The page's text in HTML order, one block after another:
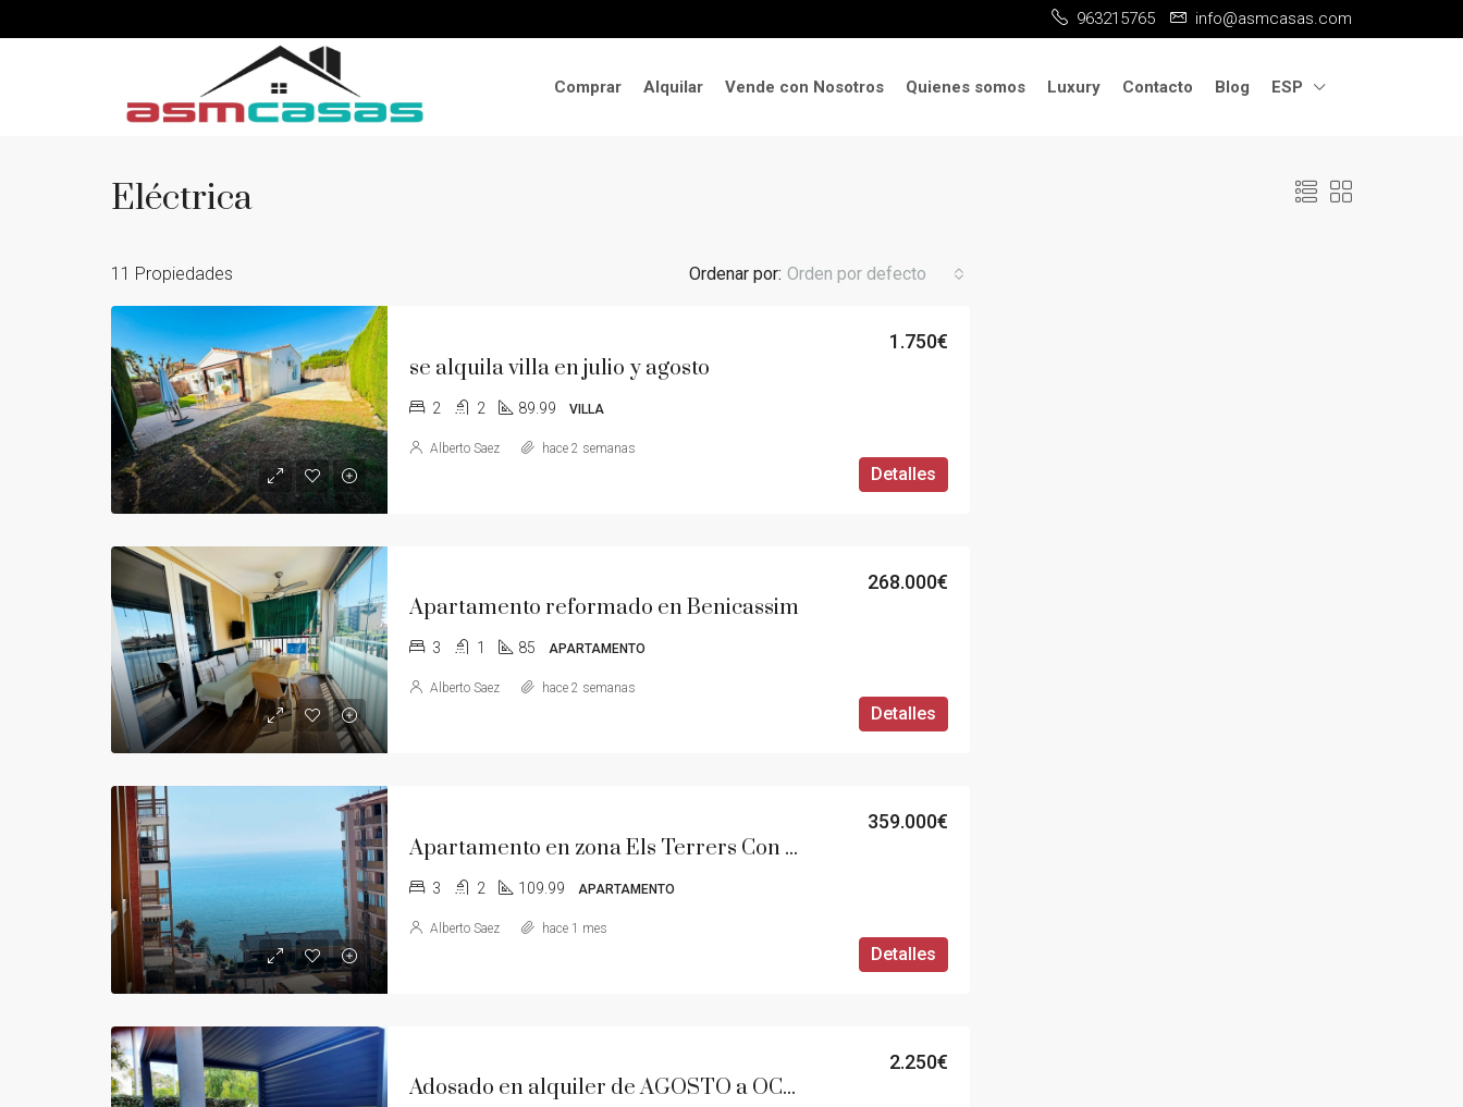
963215765 info@asmcasas.com
Comprar Alquilar Vende con Nosotros Quienes somos Luxury Contacto Blog ESP
Eléctrica
11 Propiedades Ordenar por: Orden por defecto
se alquila villa en julio y agosto
1.750€
2 2 89.99 VILLA
Detalles
Alberto Saez hace 2 semanas
Apartamento reformado en Benicassim
268.000€
3 1 85 APARTAMENTO
Detalles
Alberto Saez hace 2 semanas
Apartamento en zona Els Terrers Con vistas al mar y montaña
359.000€
3 2 109.99 APARTAMENTO
Detalles
Alberto Saez hace 1 mes
Adosado en alquiler de AGOSTO a OCTUBRE
2.250€